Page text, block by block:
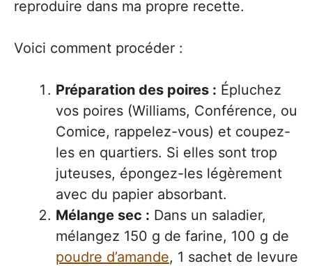
reproduire dans ma propre recette.
Voici comment procéder :
Préparation des poires : Épluchez
vos poires (Williams, Conférence, ou
Comice, rappelez-vous) et coupez-
les en quartiers. Si elles sont trop
juteuses, épongez-les légèrement
avec du papier absorbant.
Mélange sec : Dans un saladier,
mélangez 150 g de farine, 100 g de
poudre d’amande, 1 sachet de levure